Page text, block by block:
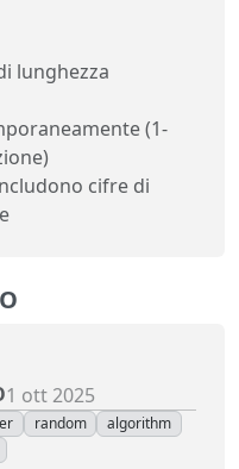
lunghezza
(1-
cifre di
1 ott 2025
random
algorithm